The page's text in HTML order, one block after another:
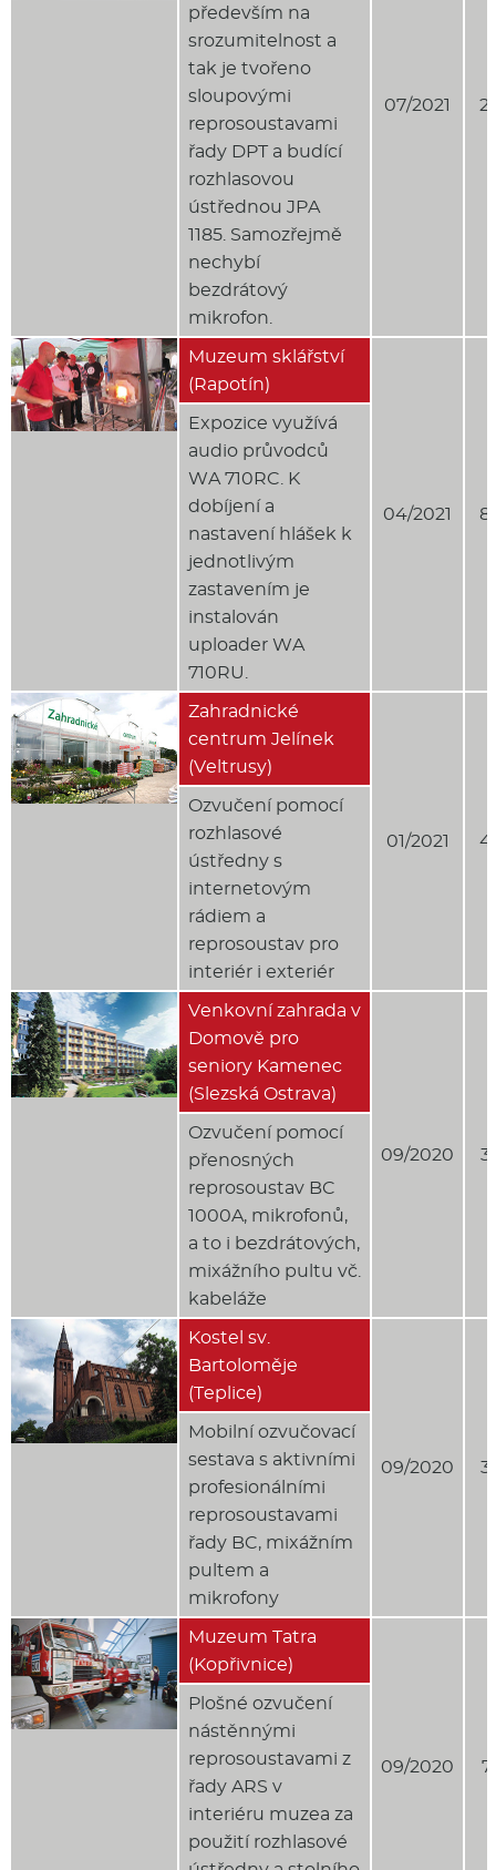
07/2021
především na
srozumitelnost a
tak je tvořeno
sloupovými
reprosoustavami
řady DPT a budící
rozhlasovou
ústřednou JPA
1185. Samozřejmě
nechybí
bezdrátový
mikrofon.
Muzeum sklářství
(Rapotín)
04/2021
Expozice využívá
audio průvodců
WA 710RC. K
dobíjení a
nastavení hlášek k
jednotlivým
zastavením je
instalován
uploader WA
710RU.
Zahradnické
centrum Jelínek
(Veltrusy)
01/2021
Ozvučení pomocí
rozhlasové
ústředny s
internetovým
rádiem a
reprosoustav pro
interiér i exteriér
Venkovní zahrada v
Domově pro
seniory Kamenec
(Slezská Ostrava)
09/2020
Ozvučení pomocí
přenosných
reprosoustav BC
1000A, mikrofonů,
a to i bezdrátových,
mixážního pultu vč.
kabeláže
Kostel sv.
Bartoloměje
(Teplice)
09/2020
Mobilní ozvučovací
sestava s aktivními
profesionálními
reprosoustavami
řady BC, mixážním
pultem a
mikrofony
Muzeum Tatra
(Kopřivnice)
09/2020
Plošné ozvučení
nástěnnými
reprosoustavami z
řady ARS v
interiéru muzea za
použití rozhlasové